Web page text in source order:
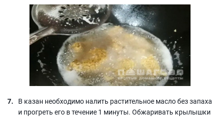
В казан необходимо налить растительное масло без запаха
и прогреть его в течение 1 минуты. Обжаривать крылышки